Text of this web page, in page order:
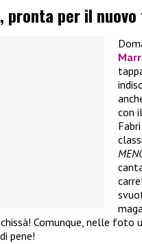
pronta per il
con
Comunque, nelle
pene!